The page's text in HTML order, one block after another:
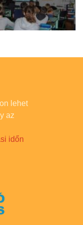
lehet
az
időn